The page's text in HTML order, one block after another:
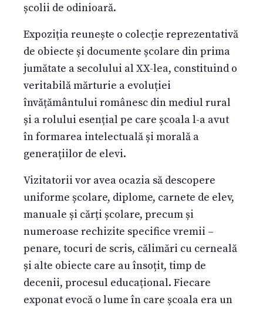
școlii de odinioară.
Expoziția reunește o colecție reprezentativă
de obiecte și documente școlare din prima
jumătate a secolului al XX-lea, constituind o
veritabilă mărturie a evoluției
învățământului românesc din mediul rural
și a rolului esențial pe care școala l-a avut
în formarea intelectuală și morală a
generațiilor de elevi.
Vizitatorii vor avea ocazia să descopere
uniforme școlare, diplome, carnete de elev,
manuale și cărți școlare, precum și
numeroase rechizite specifice vremii –
penare, tocuri de scris, călimări cu cerneală
și alte obiecte care au însoțit, timp de
decenii, procesul educațional. Fiecare
exponat evocă o lume în care școala era un